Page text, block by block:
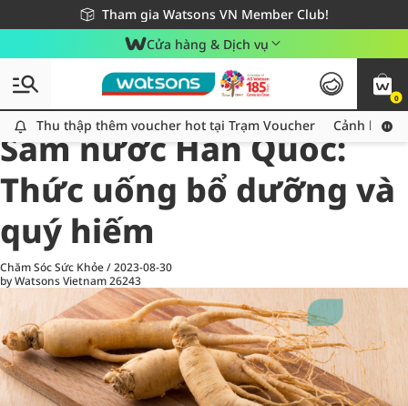
Tham gia Watsons VN Member Club!
Miễn phí giao hàng cho đơn hàng từ 249,000Đ
Giao hàng nhanh 24h - Áp dụng khu vực TP. Hồ Chí Minh
Cửa hàng & Dịch vụ
0
Thu thập thêm voucher hot tại Trạm Voucher
Thu thập thêm voucher hot tại Trạm Voucher Cảnh báo
All
Chăm Sóc Cá Nhân
Sâm nước Hàn Quốc:
Thức uống bổ dưỡng và
quý hiếm
Chăm Sóc Sức Khỏe/2023-08-30
by Watsons Vietnam26243